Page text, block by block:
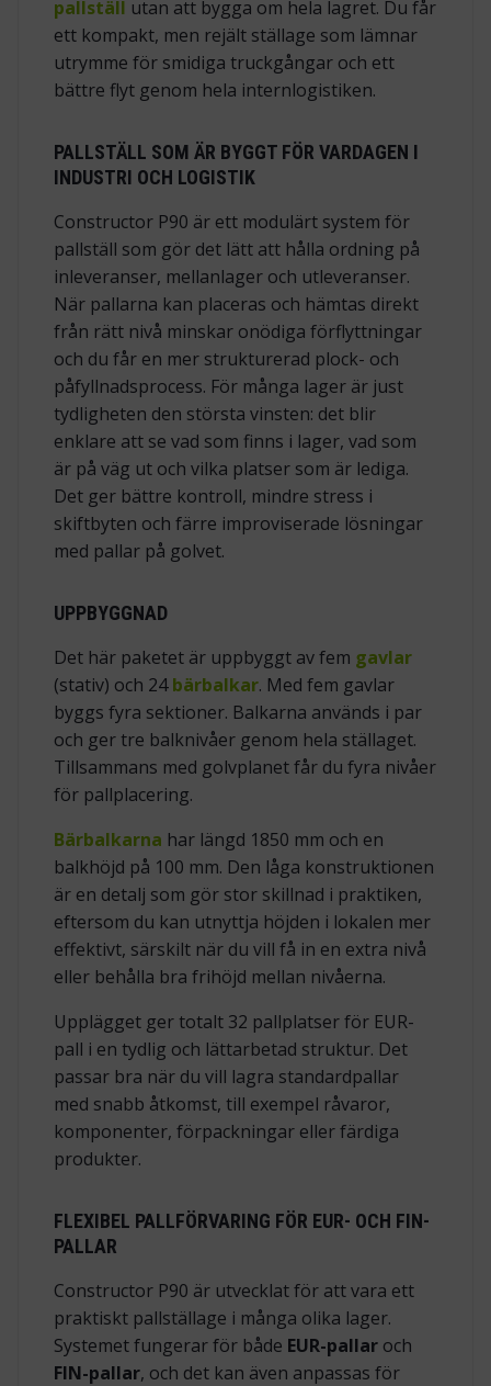
pallställ utan att bygga om hela lagret. Du får
ett kompakt, men rejält ställage som lämnar
utrymme för smidiga truckgångar och ett
bättre flyt genom hela internlogistiken.
PALLSTÄLL SOM ÄR BYGGT FÖR VARDAGEN I
INDUSTRI OCH LOGISTIK
Constructor P90 är ett modulärt system för
pallställ som gör det lätt att hålla ordning på
inleveranser, mellanlager och utleveranser.
När pallarna kan placeras och hämtas direkt
från rätt nivå minskar onödiga förflyttningar
och du får en mer strukturerad plock- och
påfyllnadsprocess. För många lager är just
tydligheten den största vinsten: det blir
enklare att se vad som finns i lager, vad som
är på väg ut och vilka platser som är lediga.
Det ger bättre kontroll, mindre stress i
skiftbyten och färre improviserade lösningar
med pallar på golvet.
UPPBYGGNAD
Det här paketet är uppbyggt av fem gavlar
(stativ) och 24bärbalkar. Med fem gavlar
byggs fyra sektioner. Balkarna används i par
och ger tre balknivåer genom hela ställaget.
Tillsammans med golvplanet får du fyra nivåer
för pallplacering.
Bärbalkarna har längd 1850 mm och en
balkhöjd på 100 mm. Den låga konstruktionen
är en detalj som gör stor skillnad i praktiken,
eftersom du kan utnyttja höjden i lokalen mer
effektivt, särskilt när du vill få in en extra nivå
eller behålla bra frihöjd mellan nivåerna.
Upplägget ger totalt 32 pallplatser för EUR-
pall i en tydlig och lättarbetad struktur. Det
passar bra när du vill lagra standardpallar
med snabb åtkomst, till exempel råvaror,
komponenter, förpackningar eller färdiga
produkter.
FLEXIBEL PALLFÖRVARING FÖR EUR- OCH FIN-
PALLAR
Constructor P90 är utvecklat för att vara ett
praktiskt pallställage i många olika lager.
Systemet fungerar för både EUR-pallar och
FIN-pallar, och det kan även anpassas för